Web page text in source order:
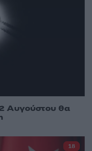
Αυγούστου θα
18